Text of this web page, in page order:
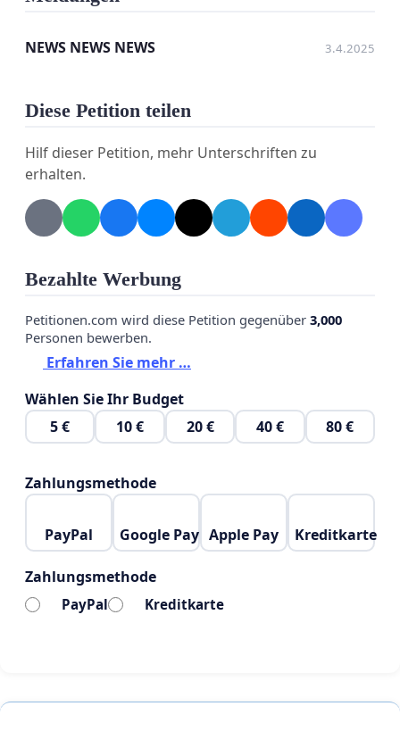
Aber trotzdem… trotzdem wurde das Warehouse
weitergehen. Ohne Förderung wird das Warehouse
Deshalb: Lasst uns das ändern! Jede Unterschrift
zählt. Zeigt, dass St. Pölten sein Warehouse nicht
einfach so aufgibt! Gemeinsam können wir etwas
bewegen!
Unterschreibt jetzt und rettet das Warehouse!
NEWS NEWS NEWS 3.4.2025
Diese Petition teilen
Hilf dieser Petition, mehr Unterschriften zu
erhalten.
Bezahlte Werbung
Petitionen.com wird diese Petition gegenüber 3,000
Personen bewerben.
Erfahren Sie mehr …
Wählen Sie Ihr Budget
5 €
10 € 20 € 40 € 80 €
Zahlungsmethode
PayPal Google Pay Apple Pay Kreditkarte
Zahlungsmethode
PayPal Kreditkarte